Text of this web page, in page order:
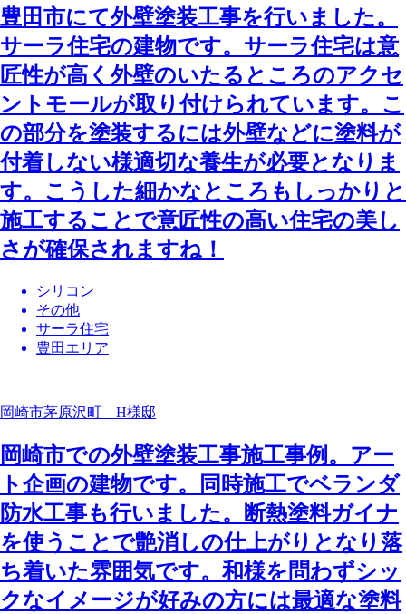
豊田市にて外壁塗装工事を行いました。
サーラ住宅の建物です。サーラ住宅は意
匠性が高く外壁のいたるところのアクセ
ントモールが取り付けられています。こ
の部分を塗装するには外壁などに塗料が
付着しない様適切な養生が必要となりま
す。こうした細かなところもしっかりと
施工することで意匠性の高い住宅の美し
さが確保されますね！
シリコン
その他
サーラ住宅
豊田エリア
岡崎市茅原沢町 H様邸
岡崎市での外壁塗装工事施工事例。アー
ト企画の建物です。同時施工でベランダ
防水工事も行いました。断熱塗料ガイナ
を使うことで艶消しの仕上がりとなり落
ち着いた雰囲気です。和様を問わずシッ
クなイメージが好みの方には最適な塗料